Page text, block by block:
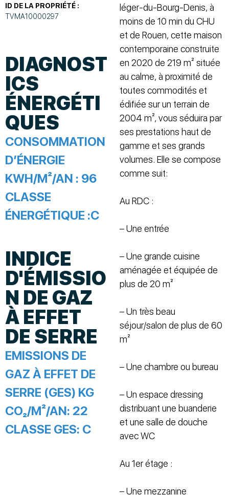
ID DE LA PROPRIÉTÉ :
TVMA10000297
DIAGNOST
ICS
ÉNERGÉTI
QUES
CONSOMMATION
D’ÉNERGIE
KWH/M²/AN : 96
CLASSE
ÉNERGÉTIQUE :C
INDICE
D'ÉMISSIO
N DE GAZ
À EFFET
DE SERRE
EMISSIONS DE
GAZ À EFFET DE
SERRE (GES) KG
CO₂/M²/AN: 22
CLASSE GES: C
léger-du-Bourg-Denis, à
moins de 10 min du CHU
et de Rouen, cette maison
contemporaine construite
en 2020 de 219 m² située
au calme, à proximité de
toutes commodités et
édifiée sur un terrain de
2004 m², vous séduira par
ses prestations haut de
gamme et ses grands
volumes. Elle se compose
comme suit:
Au RDC :
– Une entrée
– Une grande cuisine
aménagée et équipée de
plus de 20 m²
– Un très beau
séjour/salon de plus de 60
m²
– Une chambre ou bureau
– Un espace dressing
distribuant une buanderie
et une salle de douche
avec WC
Au 1er étage :
– Une mezzanine